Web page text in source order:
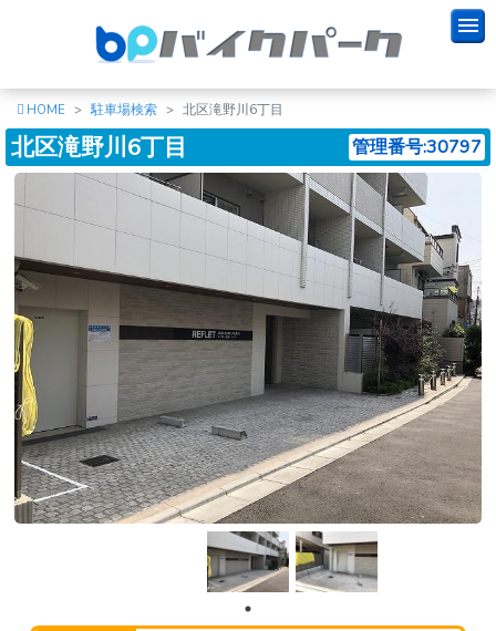
HOME 駐車場検索 北区滝野川6丁目
北区滝野川6丁目 管理番号:30797